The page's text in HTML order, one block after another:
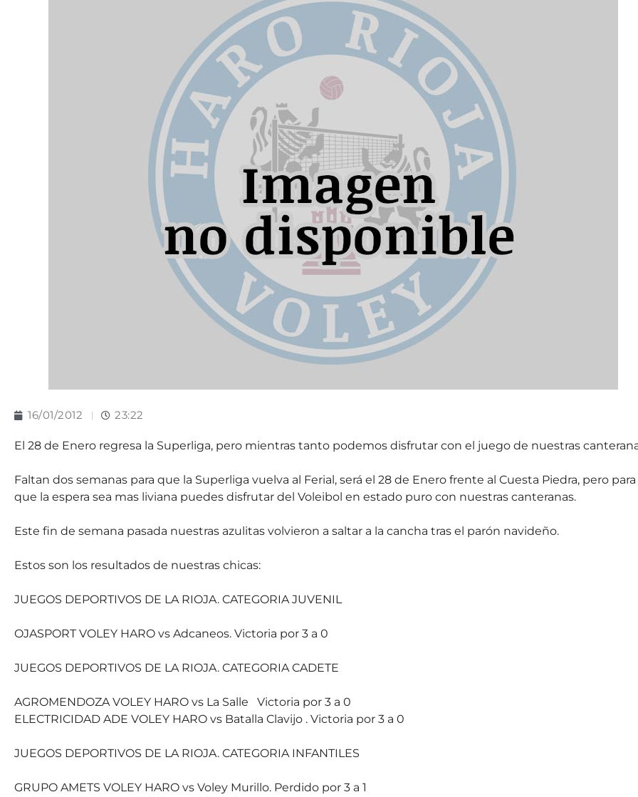
16/01/2012 23:22
El 28 de Enero regresa la Superliga, pero mientras tanto podemos disfrutar con el juego de nuestras
Faltan dos semanas para que la Superliga vuelva al Ferial, será el 28 de Enero frente al Cuesta Piedra, pero para
que la espera sea mas liviana puedes disfrutar del Voleibol en estado puro con nuestras canteranas.
Este fin de semana pasada nuestras azulitas volvieron a saltar a la cancha tras el parón navideño.
Estos son los resultados de nuestras chicas:
JUEGOS DEPORTIVOS DE LA RIOJA. CATEGORIA JUVENIL
OJASPORT VOLEY HARO vs Adcaneos. Victoria por 3 a 0
JUEGOS DEPORTIVOS DE LA RIOJA. CATEGORIA CADETE
AGROMENDOZA VOLEY HARO vs La Salle Victoria por 3 a 0
ELECTRICIDAD ADE VOLEY HARO vs Batalla Clavijo . Victoria por 3 a 0
JUEGOS DEPORTIVOS DE LA RIOJA. CATEGORIA INFANTILES
GRUPO AMETS VOLEY HARO vs Voley Murillo. Perdido por 3 a 1